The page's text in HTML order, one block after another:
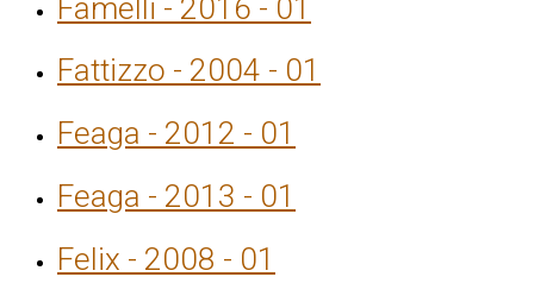
Famelli - 2016 - 01
Fattizzo - 2004 - 01
Feaga - 2012 - 01
Feaga - 2013 - 01
Felix - 2008 - 01